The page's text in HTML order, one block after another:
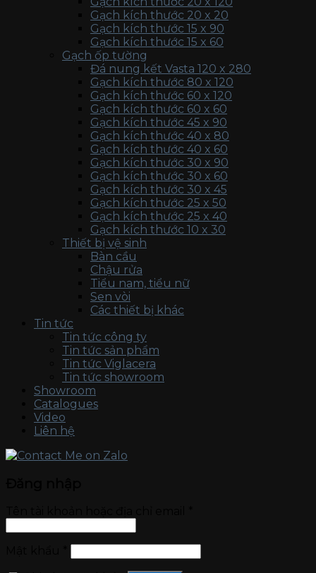
Gạch kích thước 20 x 20
Gạch kích thước 15 x 90
Gạch kích thước 15 x 60
Gạch ốp tường
Đá nung kết Vasta 120 x 280
Gạch kích thước 80 x 120
Gạch kích thước 60 x 120
Gạch kích thước 60 x 60
Gạch kích thước 45 x 90
Gạch kích thước 40 x 80
Gạch kích thước 40 x 60
Gạch kích thước 30 x 90
Gạch kích thước 30 x 60
Gạch kích thước 30 x 45
Gạch kích thước 25 x 50
Gạch kích thước 25 x 40
Gạch kích thước 10 x 30
Thiết bị vệ sinh
Bàn cầu
Chậu rửa
Tiểu nam, tiểu nữ
Sen vòi
Các thiết bị khác
Tin tức
Tin tức công ty
Tin tức sản phẩm
Tin tức Viglacera
Tin tức showroom
Showroom
Catalogues
Video
Liên hệ